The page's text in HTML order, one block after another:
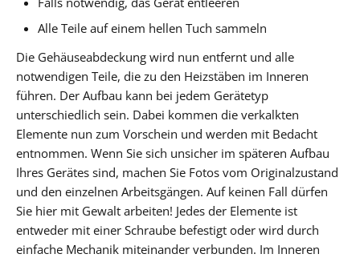
Alle Teile auf einem hellen Tuch sammeln
Die Gehäuseabdeckung wird nun entfernt und alle
notwendigen Teile, die zu den Heizstäben im Inneren
führen. Der Aufbau kann bei jedem Gerätetyp
unterschiedlich sein. Dabei kommen die verkalkten
Elemente nun zum Vorschein und werden mit Bedacht
entnommen. Wenn Sie sich unsicher im späteren Aufbau
Ihres Gerätes sind, machen Sie Fotos vom Originalzustand
und den einzelnen Arbeitsgängen. Auf keinen Fall dürfen
Sie hier mit Gewalt arbeiten! Jedes der Elemente ist
entweder mit einer Schraube befestigt oder wird durch
einfache Mechanik miteinander verbunden. Im Inneren